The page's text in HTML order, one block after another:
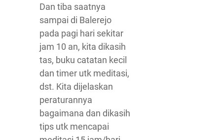
Dan tiba saatnya
sampai di Balerejo
pada pagi hari sekitar
jam 10 an, kita dikasih
tas, buku catatan kecil
dan timer utk meditasi,
dst. Kita dijelaskan
peraturannya
bagaimana dan dikasih
tips utk mencapai